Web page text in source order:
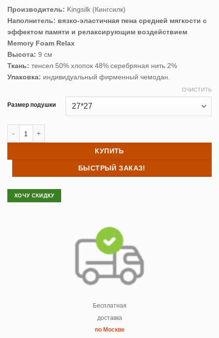
Производитель: Kingsilk (Кингсилк)
Наполнитель: вязко-эластичная пена средней мягкости с
эффектом памяти и релаксирующим воздействием
Memory Foam Relax
Высота: 9 см
Ткань: тенсел 50% хлопок 48% серебряная нить 2%
Упаковка: индивидуальный фирменный чемодан.
Размер подушки
ОЧИСТИТЬ
КУПИТЬ
БЫСТРЫЙ ЗАКАЗ!
ХОЧУ СКИДКУ
Бесплатная
доставка
по Москве